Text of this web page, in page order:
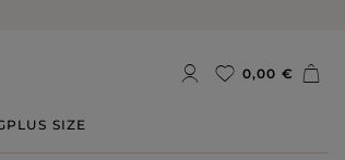
0,00 €
PLUS SIZE